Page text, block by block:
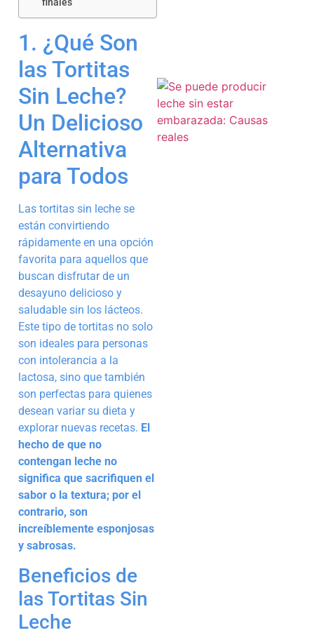
1. ¿Qué Son
las Tortitas
Sin Leche?
Un Delicioso
Alternativa
para Todos
Las tortitas sin leche se
están convirtiendo
rápidamente en una opción
favorita para aquellos que
buscan disfrutar de un
desayuno delicioso y
saludable sin los lácteos.
Este tipo de tortitas no solo
son ideales para personas
con intolerancia a la
lactosa, sino que también
son perfectas para quienes
desean variar su dieta y
explorar nuevas recetas. El
hecho de que no
contengan leche no
significa que sacrifiquen el
sabor o la textura; por el
contrario, son
increíblemente esponjosas
y sabrosas.
Beneficios de
las Tortitas Sin
Leche